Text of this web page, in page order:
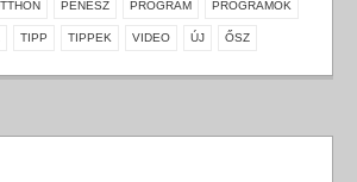
PENÉSZ PROGRAM PROGRAMOK
TIPP TIPPEK VIDEO ÚJ ŐSZ